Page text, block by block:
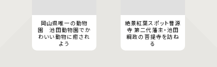
岡山県唯一の動物
園 池田動物園でか
わいい動物に癒され
よう
絶景紅葉スポット曹源
寺 第二代藩主・池田
綱政の菩提寺を訪ね
る